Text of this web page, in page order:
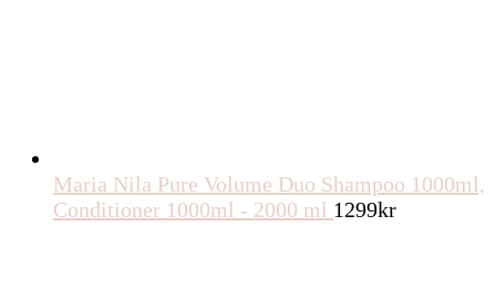
Maria Nila Pure Volume Duo Shampoo 1000ml,
Conditioner 1000ml - 2000 ml 1299kr